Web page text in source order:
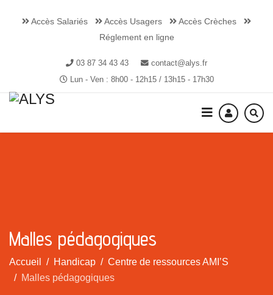
Accès Salariés Accès Usagers
Accès Crèches
Réglement en ligne
03 87 34 43 43
contact@alys.fr
Lun - Ven : 8h00 - 12h15 / 13h15 - 17h30
Malles pédagogiques
Accueil Handicap
Centre de ressources AMI’S
Malles pédagogiques